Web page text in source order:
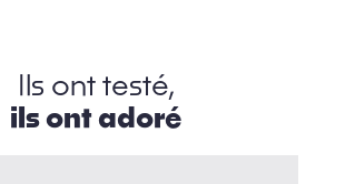
Ils ont testé,
ils ont adoré